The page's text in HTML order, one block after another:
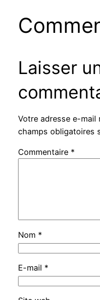
Laisser
Votre adresse e-mail
champs obligatoires
Commentaire *
Nom *
E-mail *